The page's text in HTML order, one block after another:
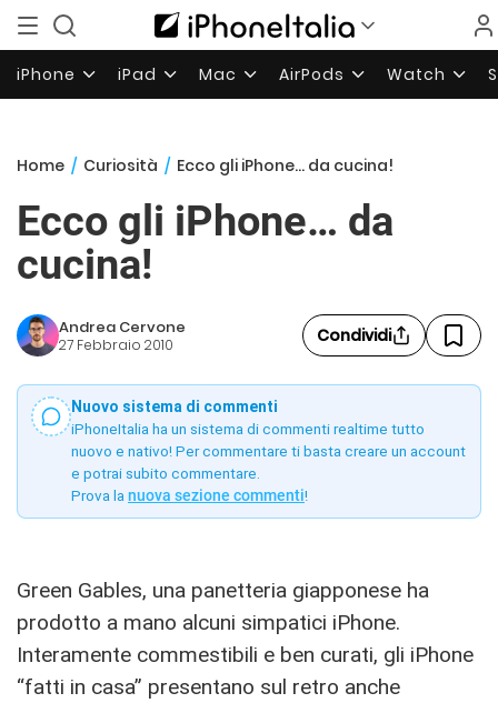
iPhone iPad Mac AirPods Watch
Home / Curiosità / Ecco gli iPhone… da cucina!
Ecco gli iPhone… da
cucina!
Andrea Cervone
27 Febbraio 2010 Condividi
Nuovo sistema di commenti
iPhoneItalia ha un sistema di commenti realtime tutto
nuovo e nativo! Per commentare ti basta creare un account
e potrai subito commentare.
Prova la nuova sezione commenti!
Green Gables, una panetteria giapponese ha
prodotto a mano alcuni simpatici iPhone.
Interamente commestibili e ben curati, gli iPhone
“fatti in casa” presentano sul retro anche